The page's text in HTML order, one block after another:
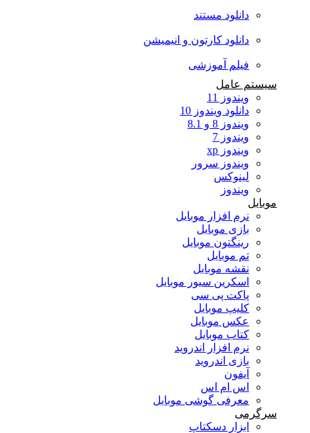
دانلود مستند
دانلود کارتون و انیمیشن
فیلم آموزشی
سیستم عامل
ویندوز 11
دانلود ویندوز 10
ویندوز 8 و 8.1
ویندوز 7
ویندوز xp
ویندوز سرور
لینوکس
ویندوز
موبایل
نرم افزار موبایل
بازی موبایل
رینگتون موبایل
تم موبایل
نقشه موبایل
اسکرین سیور موبایل
پاکت پی سی
کلیپ موبایل
عکس موبایل
کتاب موبایل
نرم افزار اندروید
بازی اندروید
آیفون
اس ام اس
معرفی گوشی موبایل
سرگرمی
ابزار دسکتاپ